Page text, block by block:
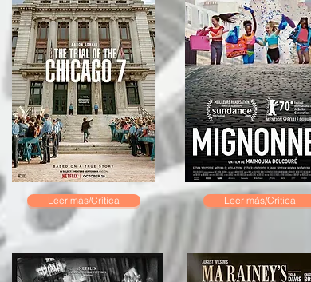
Leer más/Crítica Leer más/Crítica